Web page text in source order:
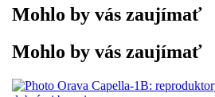
Mohlo by vás zaujímať
Mohlo by vás zaujímať